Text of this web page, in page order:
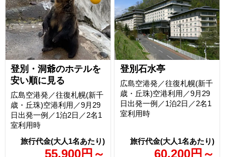
登別・洞爺のホテルを
安い順に見る
55,900円 ～
広島空港発／往復札幌(新千
歳・丘珠)空港利用／9月29
日出発一例／1泊2日／2名1
室利用時
登別石水亭
60,200円 ～
広島空港発／往復札幌(新千
歳・丘珠)空港利用／9月29
日出発一例／1泊2日／2名1
室利用時